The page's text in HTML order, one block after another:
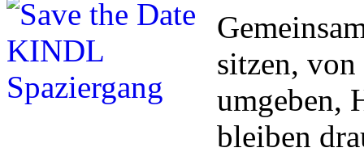
sitzen, von
umgeben,
bleiben